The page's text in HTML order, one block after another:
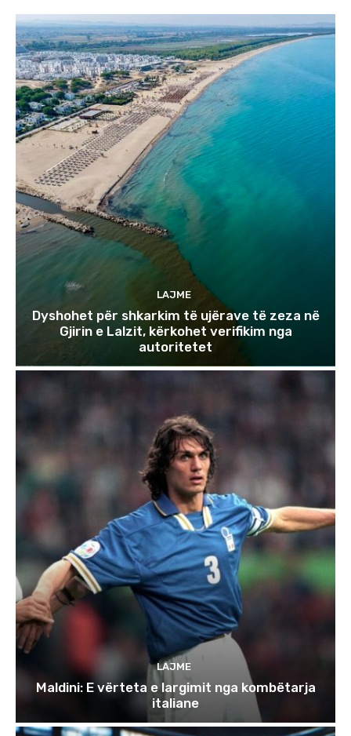
LAJME
Dyshohet për shkarkim të ujërave të zeza në
Gjirin e Lalzit, kërkohet verifikim nga
autoritetet
LAJME
Maldini: E vërteta e largimit nga kombëtarja
italiane